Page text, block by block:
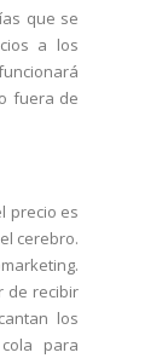
que se
a los
fuera de
precio es
cerebro.
de recibir
los
para